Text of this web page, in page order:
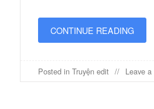
CONTINUE READING
Posted in Truyện edit Leave